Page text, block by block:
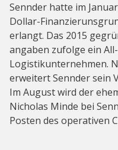
Sennder hatte im
Dollar-
erlangt. Das 2015
angaben zufolge ein
Logistikunternehmen.
erweitert Sennder sein
Im August wird der
Nicholas Minde bei
Posten des operativen